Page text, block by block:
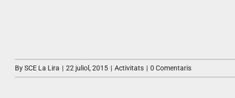
BySCE La Lira | 22 juliol, 2015 | Activitats | 0 Comentaris